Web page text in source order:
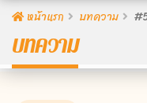
หน้าแรก บทความ
บทความ